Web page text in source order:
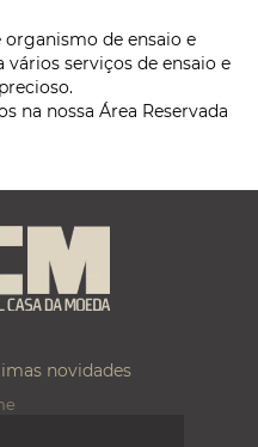
de ensaio e
serviços de ensaio e
na nossa Área Reservada
novidades